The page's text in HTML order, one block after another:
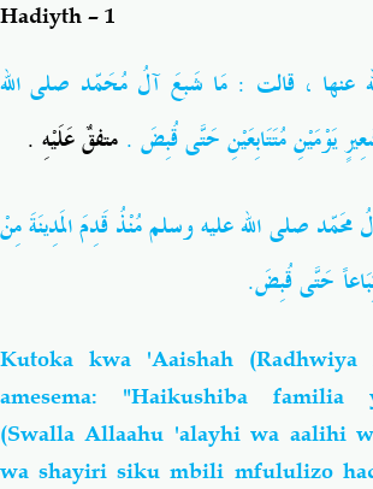
Hadiyth – 1
عنها ، قالت : مَا شَبعَ آلُ مُحَمّد صلى الله
يَوْمَيْنِ مُتَتَابِعَيْنِ حَتَّى قُبِضَ . متفقٌ عَلَيْهِ .
محَمّدصلى الله عليه وسلممُنْذُ قَدِمَ المَدِينَةَ مِنْ
حَتَّى قُبِضَ.
Kutoka kwa 'Aaishah (Radhwiya
amesema: "Haikushiba familia
(Swalla Allaahu 'alayhi wa aalihi
wa shayiri siku mbili mfululizo